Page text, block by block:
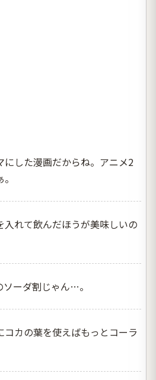
にした漫画だからね。アニメ2
入れて飲んだほうが美味しいの
ーダ割じゃん…。
コカの葉を使えばもっとコーラ